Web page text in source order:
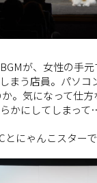
が、女性の手
まう店員。パソコ
。気になって仕方
かにしてしまって
にゃんこスターで